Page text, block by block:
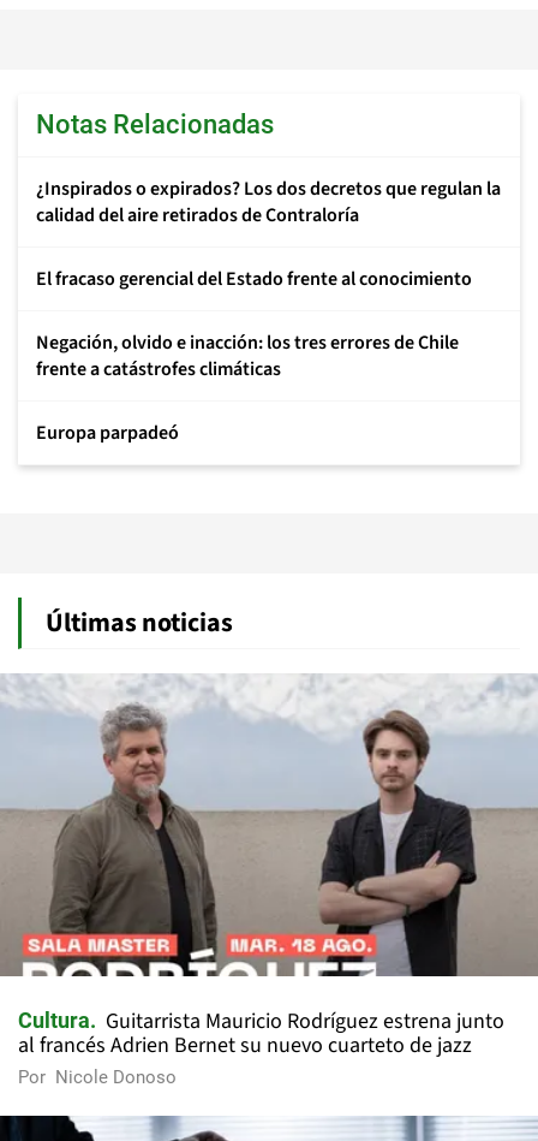
Notas Relacionadas
¿Inspirados o expirados? Los dos decretos que regulan la
calidad del aire retirados de Contraloría
El fracaso gerencial del Estado frente al conocimiento
Negación, olvido e inacción: los tres errores de Chile
frente a catástrofes climáticas
Europa parpadeó
Últimas noticias
Cultura
Guitarrista Mauricio Rodríguez estrena junto
al francés Adrien Bernet su nuevo cuarteto de jazz
Por Nicole Donoso